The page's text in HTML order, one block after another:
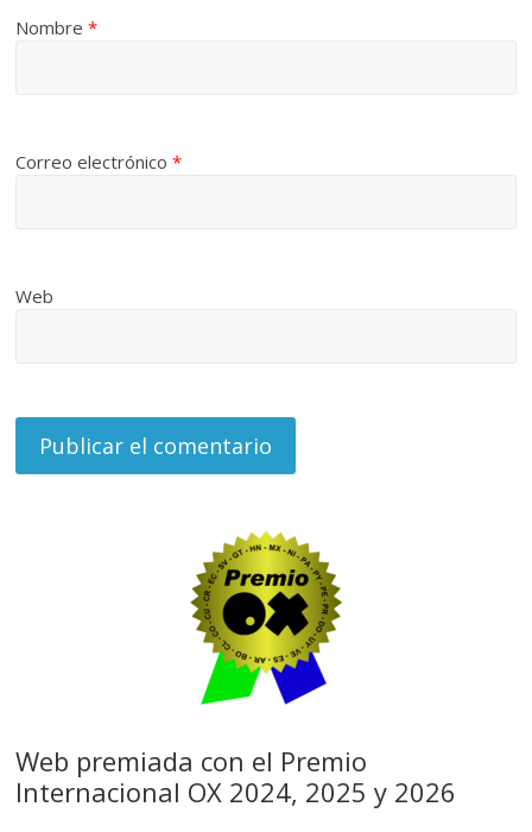
Nombre*
Correo electrónico*
Web
Web premiada con el Premio
Internacional OX 2024, 2025 y 2026